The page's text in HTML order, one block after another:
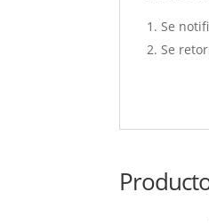
Se
Se